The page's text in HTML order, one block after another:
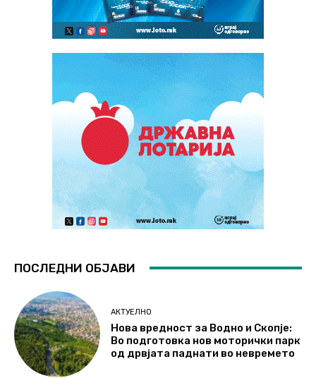
ПОСЛЕДНИ ОБЈАВИ
АКТУЕЛНО
Нова вредност за Водно и Скопје:
Во подготовка нов моторички парк
од дрвјата паднати во невремето